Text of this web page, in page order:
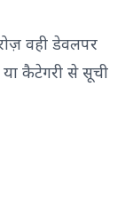
वही डेवलपर
या कैटेगरी से सूची